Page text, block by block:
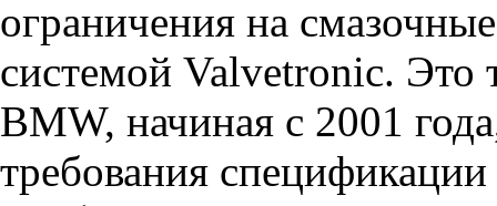
ограничения на
системой Valvetronic. Это
BMW, начиная с 2001
требования